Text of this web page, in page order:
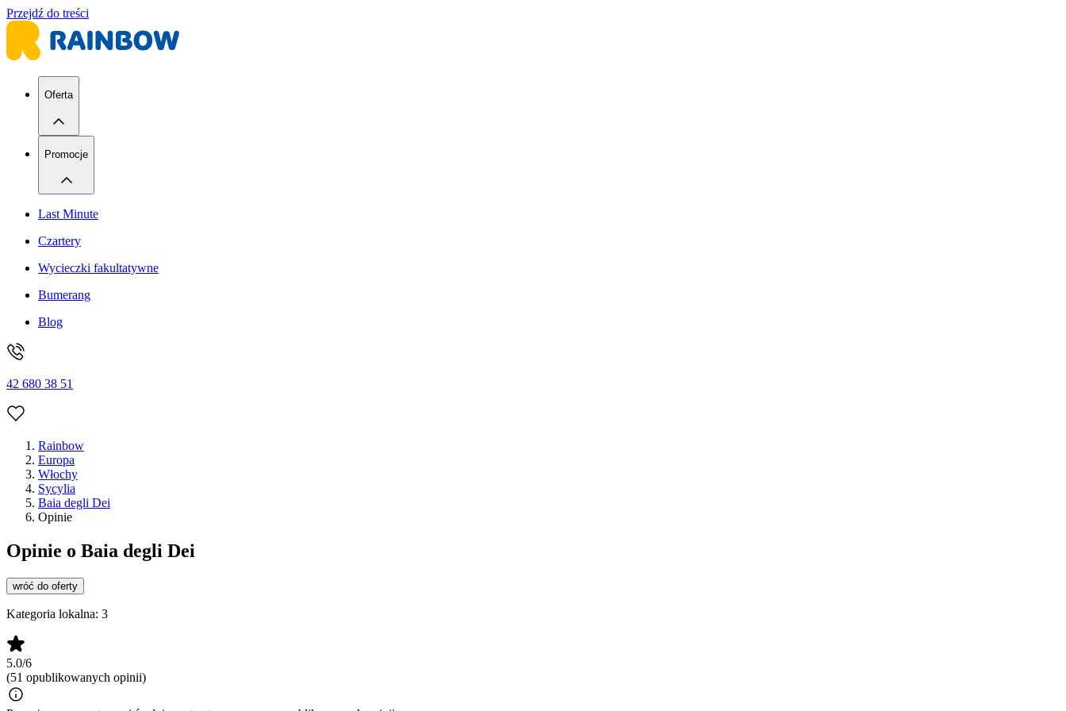
Przejdź do treści
Oferta
Promocje
Last Minute
Czartery
Wycieczki fakultatywne
Bumerang
Blog
42 680 38 51
Rainbow
Europa
Włochy
Sycylia
Baia degli Dei
Opinie
Opinie o Baia degli Dei
wróć do oferty
Kategoria lokalna: 3
5.0/6
(51 opublikowanych opinii)